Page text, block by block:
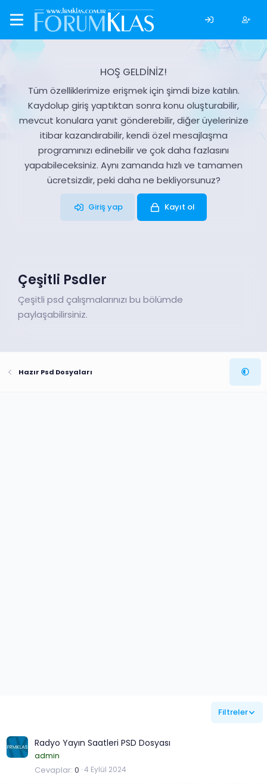
HOŞ GELDİNİZ!
Tüm özelliklerimize erişmek için şimdi bize katılın.
Kaydolup giriş yaptıktan sonra konu oluşturabilir,
mevcut konulara yanıt gönderebilir, diğer üyelerinize
itibar kazandırabilir, kendi özel mesajlaşma
programınızı edinebilir ve çok daha fazlasını
yapabileceksiniz. Aynı zamanda hızlı ve tamamen
ücretsizdir, peki daha ne bekliyorsunuz?
Giriş yap Kayıt ol
Çeşitli Psdler
Çeşitli psd çalışmalarınızı bu bölümde
paylaşabilirsiniz.
Hazır Psd Dosyaları
Filtreler
Radyo Yayın Saatleri PSD Dosyası
admin
Cevaplar 0 4 Eylül 2024